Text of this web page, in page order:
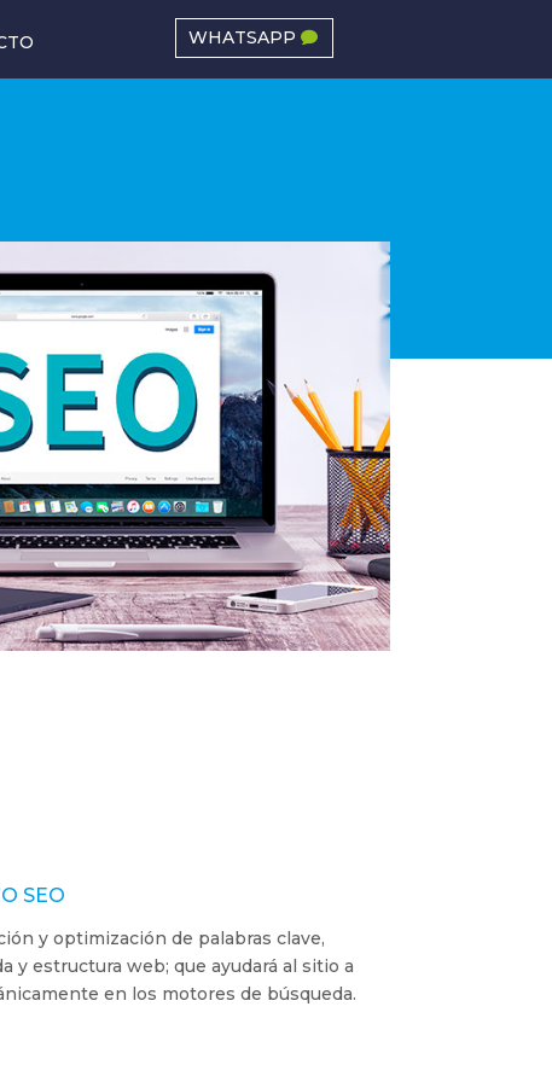
WHATSAPP
SEO
y optimización de palabras clave,
y estructura web; que ayudará al sitio a
en los motores de búsqueda.